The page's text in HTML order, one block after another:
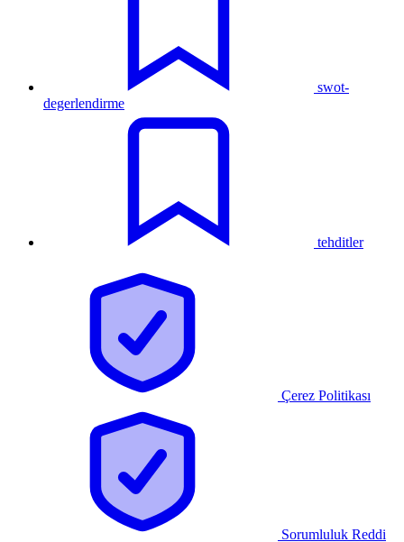
swot-
degerlendirme
tehditler
Çerez Politikası
Sorumluluk Reddi